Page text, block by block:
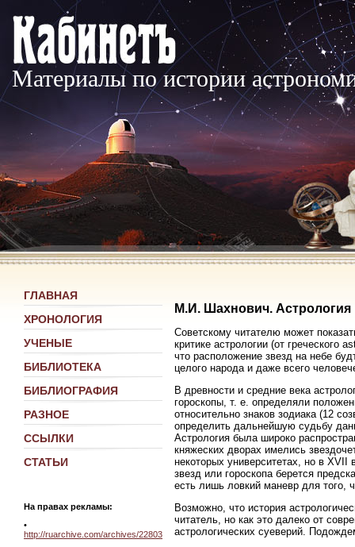
Материалы по истории
ГЛАВНАЯ
ХРОНОЛОГИЯ
УЧЕНЫЕ
БИБЛИОТЕКА
БИБЛИОГРАФИЯ
РАЗНОЕ
ССЫЛКИ
СТАТЬИ
На правах рекламы:
•
http://ruarchive.com/archives/22803
М.И. Шахнович.
Советскому читателю может
критике астрологии (от
что расположение звезд на небе
целого народа и даже всего
В древности и средние века
гороскопы, т. е. определяли
относительно знаков зодиака (12
определить дальнейшую судьбу
Астрология была широко
княжеских дворах имелись
некоторых университетах, но в XVII
звезд или гороскопа берется
есть лишь ловкий маневр для того,
Возможно, что история
читатель, но как это далеко от
астрологических суеверий.